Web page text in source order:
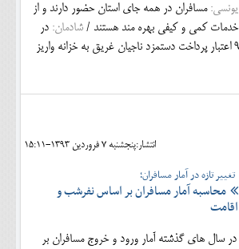
یونسی:مسافران در همه جای استان حضور دارند و از
خدمات کمی و کیفی بهره مند هستند / شادمان: در
آخرین روزهای سال 92 اعتبار پرداخت دستمزد ناجیان غریق به خزانه واریز
انتشار:پنجشنبه 7 فروردين 1393-15:11
تغییر تازه در آمار مسافران؛
محاسبه آمار مسافران بر اساس نفرشب و
اقامت
در سال های گذشته آمار ورود و خروج مسافران بر